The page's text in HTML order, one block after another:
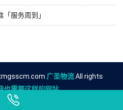
服务周到」
广圣物流All rights
也需要这样的网站